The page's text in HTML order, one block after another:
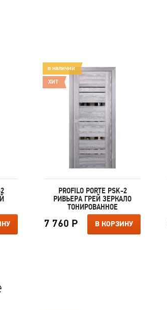
в наличии
ХИТ
PROFILO PORTE PSK-2
РИВЬЕРА ГРЕЙ ЗЕРКАЛО
ТОНИРОВАННОЕ
7 760 Р В КОРЗИНУ